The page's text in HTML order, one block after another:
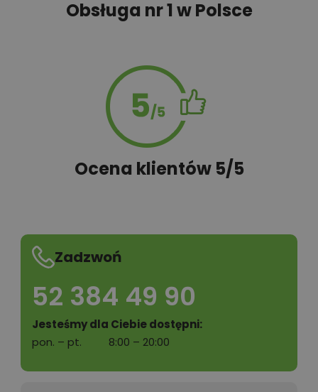
Wyceń adaptację
Obsługa nr 1 w Polsce
Ocena klientów 5/5
Zadzwoń
52 384 49 90
Jesteśmy dla Ciebie dostępni:
pon. – pt.
8:00 – 20:00